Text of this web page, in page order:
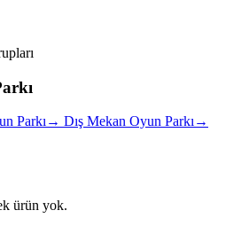
Parkı→ Dış Mekan Oyun Parkı→
ürün yok.